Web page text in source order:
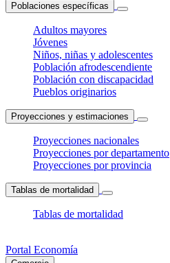
Poblaciones específicas
Adultos mayores
Jóvenes
Niños, niñas y adolescentes
Población afrodescendiente
Población con discapacidad
Pueblos originarios
Proyecciones y estimaciones
Proyecciones nacionales
Proyecciones por departamento
Proyecciones por provincia
Tablas de mortalidad
Tablas de mortalidad
Portal Economía